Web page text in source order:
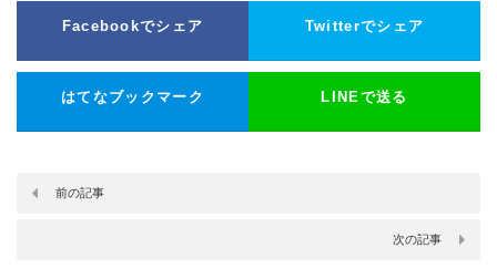
Facebookでシェア Twitterでシェア
はてなブックマーク LINEで送る
前の記事
次の記事